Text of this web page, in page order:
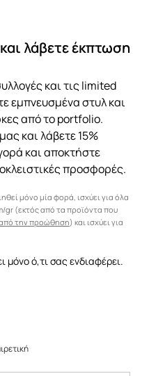
λάβετε έκπτωση
και τις limited
εμπνευσμένα στυλ και
από το portfolio.
και λάβετε 15%
και αποκτήστε
προσφορές.
μόνο μία φορά, ισχύει για όλα
gr (εκτός από τα προϊόντα που
από την προώθηση) και ισχύει για
μόνο ό,τι σας ενδιαφέρει.